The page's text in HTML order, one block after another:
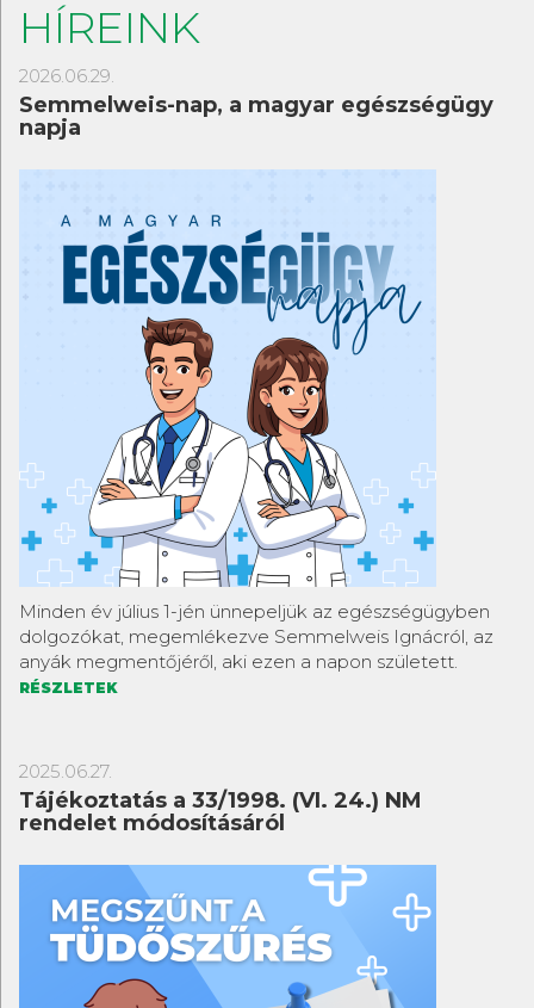
HÍREINK
2026.06.29.
Semmelweis-nap, a magyar egészségügy
napja
Minden év július 1-jén ünnepeljük az egészségügyben
dolgozókat, megemlékezve Semmelweis Ignácról, az
anyák megmentőjéről, aki ezen a napon született.
RÉSZLETEK
2025.06.27.
Tájékoztatás a 33/1998. (VI. 24.) NM
rendelet módosításáról